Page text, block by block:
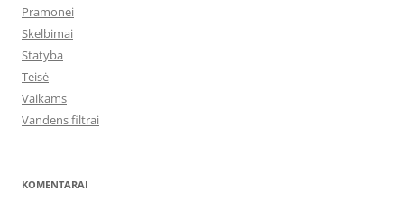
Pramonei
Skelbimai
Statyba
Teisė
Vaikams
Vandens filtrai
KOMENTARAI